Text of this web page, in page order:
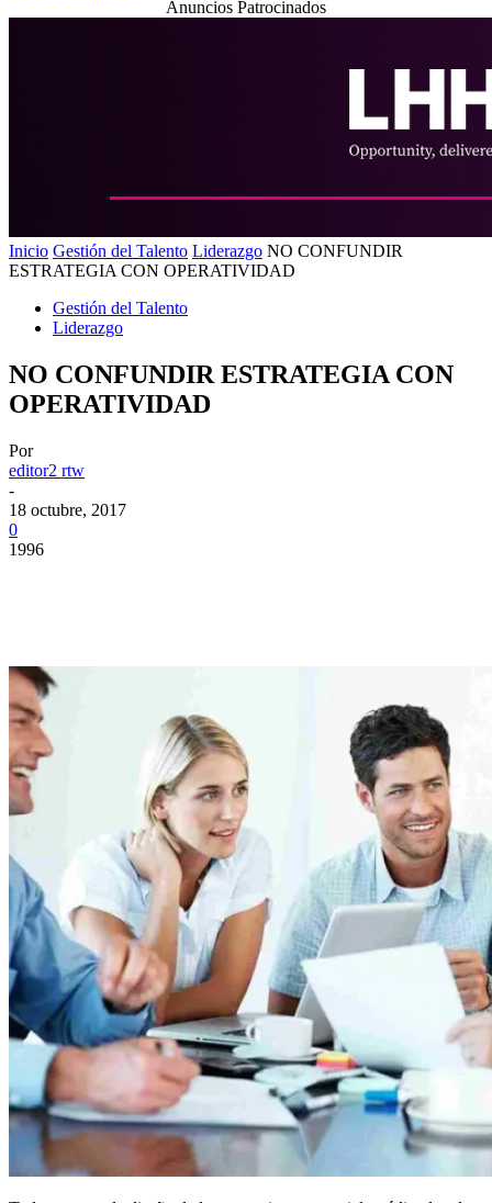
Anuncios Patrocinados
Inicio Gestión del Talento Liderazgo NO CONFUNDIR
ESTRATEGIA CON OPERATIVIDAD
Gestión del Talento
Liderazgo
NO CONFUNDIR ESTRATEGIA CON
OPERATIVIDAD
Por
editor2 rtw
-
18 octubre, 2017
0
1996